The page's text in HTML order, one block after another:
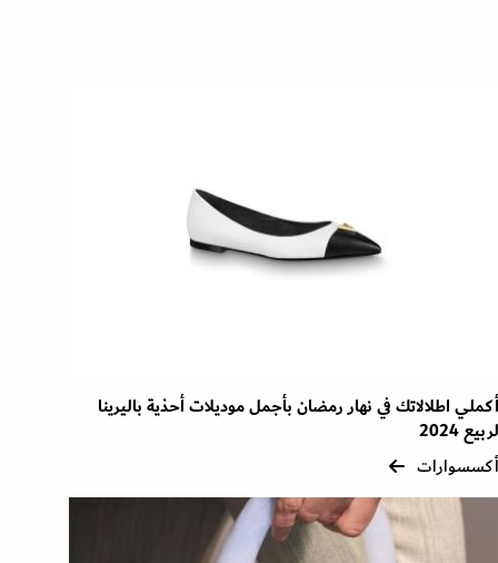
أكملي اطلالاتك في نهار رمضان بأجمل موديلات أحذية باليرينا
لربيع 2024
أكسسوارات